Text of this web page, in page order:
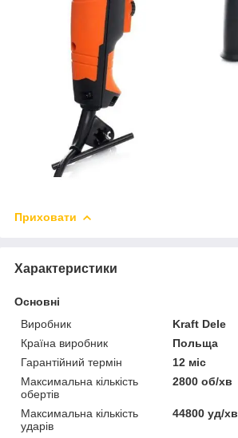
Приховати
Характеристики
Основні
Виробник
Kraft Dele
Країна виробник
Польща
Гарантійний термін
12 міс
Максимальна кількість
обертів
2800 об/хв
Максимальна кількість
ударів
44800 уд/хв